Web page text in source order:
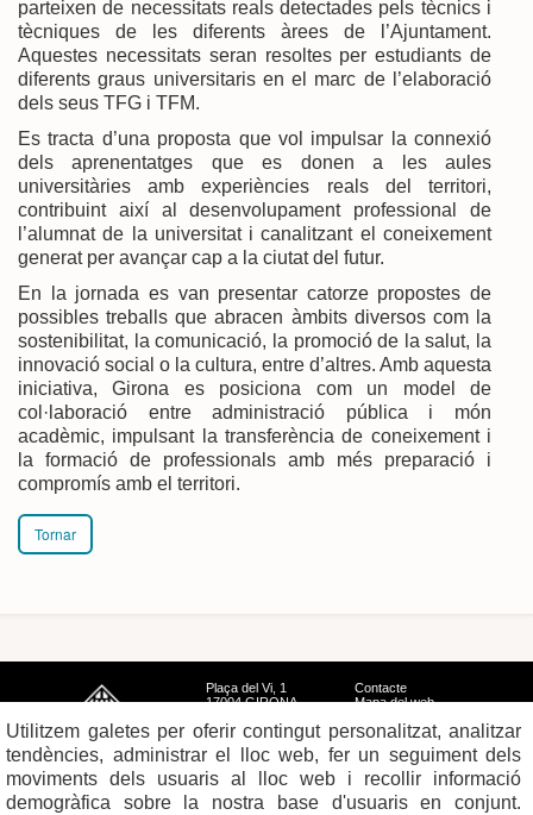
parteixen de necessitats reals detectades pels tècnics i
tècniques de les diferents àrees de l’Ajuntament.
Aquestes necessitats seran resoltes per estudiants de
diferents graus universitaris en el marc de l’elaboració
dels seus TFG i TFM.
Es tracta d’una proposta que vol impulsar la connexió
dels aprenentatges que es donen a les aules
universitàries amb experiències reals del territori,
contribuint així al desenvolupament professional de
l’alumnat de la universitat i canalitzant el coneixement
generat per avançar cap a la ciutat del futur.
En la jornada es van presentar catorze propostes de
possibles treballs que abracen àmbits diversos com la
sostenibilitat, la comunicació, la promoció de la salut, la
innovació social o la cultura, entre d’altres. Amb aquesta
iniciativa, Girona es posiciona com un model de
col·laboració entre administració pública i món
acadèmic, impulsant la transferència de coneixement i
la formació de professionals amb més preparació i
compromís amb el territori.
Tornar
Plaça del Vi, 1
17004 GIRONA
Contacte
Mapa del web
Avís legal
Utilitzem galetes per oferir contingut personalitzat, analitzar
tendències, administrar el lloc web, fer un seguiment dels
moviments dels usuaris al lloc web i recollir informació
demogràfica sobre la nostra base d'usuaris en conjunt.